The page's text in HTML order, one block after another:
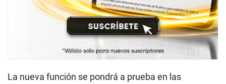
La nueva función se pondrá a prueba en las